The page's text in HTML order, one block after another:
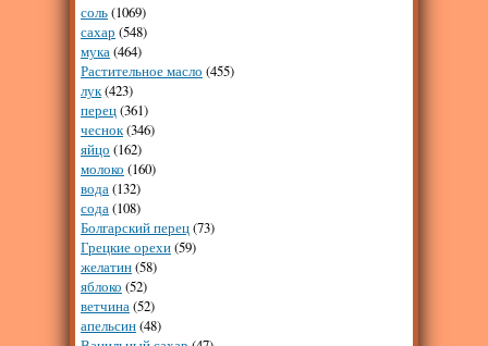
соль(1069)
сахар (548)
мука(464)
Растительное масло (455)
лук(423)
перец(361)
чеснок(346)
яйцо (162)
молоко (160)
вода(132)
сода(108)
Болгарский перец(73)
Грецкие орехи(59)
желатин(58)
яблоко (52)
ветчина(52)
апельсин(48)